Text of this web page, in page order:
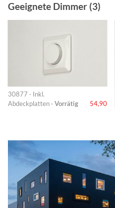
Geeignete Dimmer (3)
30877 · Inkl.
Abdeckplatten · Vorrätig 54,90